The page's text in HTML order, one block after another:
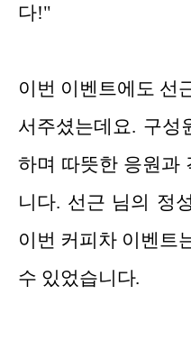
다!"
이번 이벤트에도 선
서주셨는데요. 구성
하며 따뜻한 응원과
니다. 선근 님의 정
이번 커피차 이벤트
수 있었습니다.